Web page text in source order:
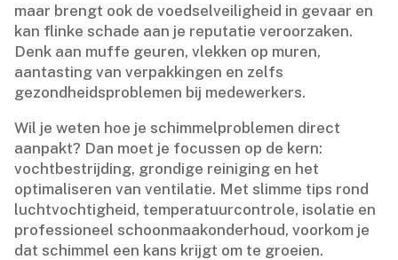
maar brengt ook de voedselveiligheid in gevaar en
kan flinke schade aan je reputatie veroorzaken.​
Denk aan muffe geuren, vlekken op muren,
aantasting van verpakkingen en zelfs
gezondheidsproblemen bij medewerkers.​
Wil je weten hoe je schimmelproblemen direct
aanpakt? Dan moet je focussen op de kern:
vochtbestrijding, grondige reiniging en het
optimaliseren van ventilatie.​ Met slimme tips rond
luchtvochtigheid, temperatuurcontrole, isolatie en
professioneel schoonmaakonderhoud, voorkom je
dat schimmel een kans krijgt om te groeien.​